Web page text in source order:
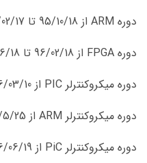
دوره ARM از 95/10/18 تا 96/02/17 (خانم ها)
دوره FPGA از 96/02/18 تا 96/06/18 (خانم ها)
دوره میکروکنترلر PIC از 96/03/10 الی 96/05/24
دوره میکروکنترلر ARM از 96/5/25 الی 96/08/27
دوره میکروکنترلر PiC از 96/06/19الی 96/09/19 (خانم ها)